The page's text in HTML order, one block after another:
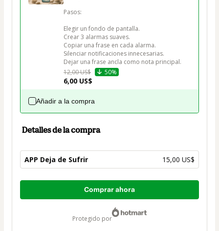
Pasos:
Elegir un fondo de pantalla.
Crear 3 alarmas suaves.
Copiar una frase en cada alarma.
Silenciar notificaciones innecesarias.
Dejar una frase ancla como nota principal.
12,00 US$
50%
6,00 US$
Añadir a la compra
Detalles de la compra
APP Deja de Sufrir 15,00 US$
Total
15,00 US$
Comprar ahora
protegido por